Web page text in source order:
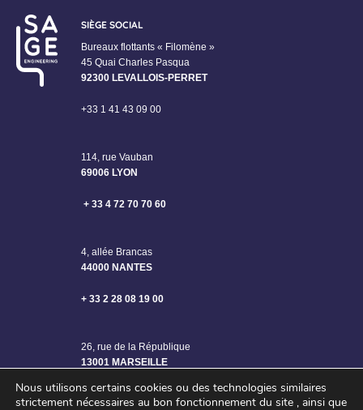
SIÈGE SOCIAL
Bureaux flottants « Filomène »
45 Quai Charles Pasqua
92300 LEVALLOIS-PERRET
+33 1 41 43 09 00
114, rue Vauban
69006 LYON
+ 33 4 72 70 70 60
4, allée Brancas
44000 NANTES
+ 33 2 28 08 19 00
26, rue de la République
13001 MARSEILLE
Nous utilisons certains cookies ou des technologies similaires
strictement nécessaires au bon fonctionnement du site , ainsi que